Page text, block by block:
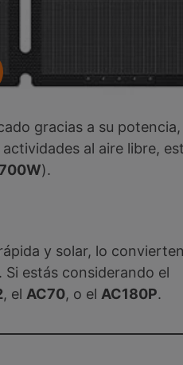
gracias a su potencia,
al aire libre,
).
y solar, lo convierten
estás considerando el
, el AC70, o el AC180P.